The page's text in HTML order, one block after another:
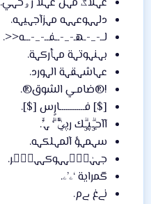
دلہہوعہہه مہزآجہیہه.
لــ-_-ـهـ-_-ــفــ-_-ـــه<<.
بہنہوتہة مہأركہة.
‏‏عہاشہقہة الہورد‏.
!®ضامـي الشوق®.
[$] فــــــــــــارٍس [$].
آآحہۣۗپہۣۗك رپيٰۗٛۧۙ ‘ٰۗ ﮩ’ٰۙ.
سہمہؤ آلمہلكہه.
جہہٰہۣۗہہوكہہہۣۗر.
‏‏گمراية ‘ۦ’ۦ‏.
‏‏نےغ ےم.‏